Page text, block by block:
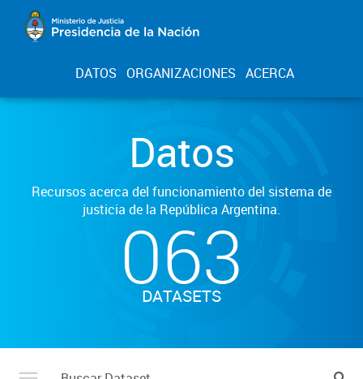
DATOS ORGANIZACIONES ACERCA
Datos
Recursos acerca del funcionamiento del sistema de
justicia de la República Argentina.
063
DATASETS